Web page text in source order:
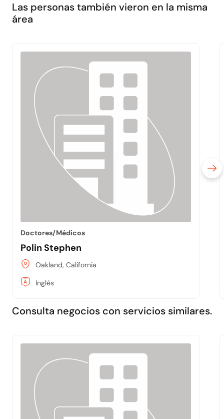
Las personas también vieron en la misma
área
Doctores/Médicos
Polin Stephen
Oakland, California
Inglés
Consulta negocios con servicios similares.